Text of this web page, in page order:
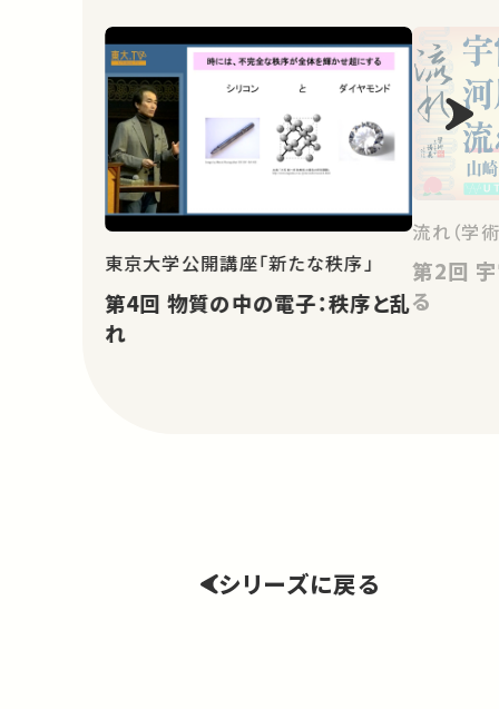
東京大学公開講座「新たな秩序」
第4回 物質の中の電子：秩序と乱
れ
流れ（学
第2回 宇宙から河川の流れを測
る
シリーズに戻る